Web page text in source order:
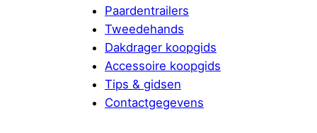
Paardentrailers
Tweedehands
Dakdrager koopgids
Accessoire koopgids
Tips & gidsen
Contactgegevens